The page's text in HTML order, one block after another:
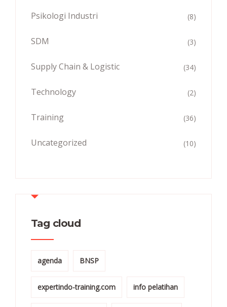
Psikologi Industri (8)
SDM (3)
Supply Chain & Logistic (34)
Technology (2)
Training (36)
Uncategorized (10)
Tag cloud
agenda BNSP
expertindo-training.com info pelatihan